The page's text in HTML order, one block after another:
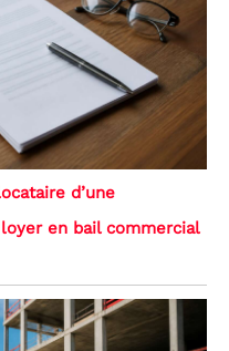
d’une
en bail commercial